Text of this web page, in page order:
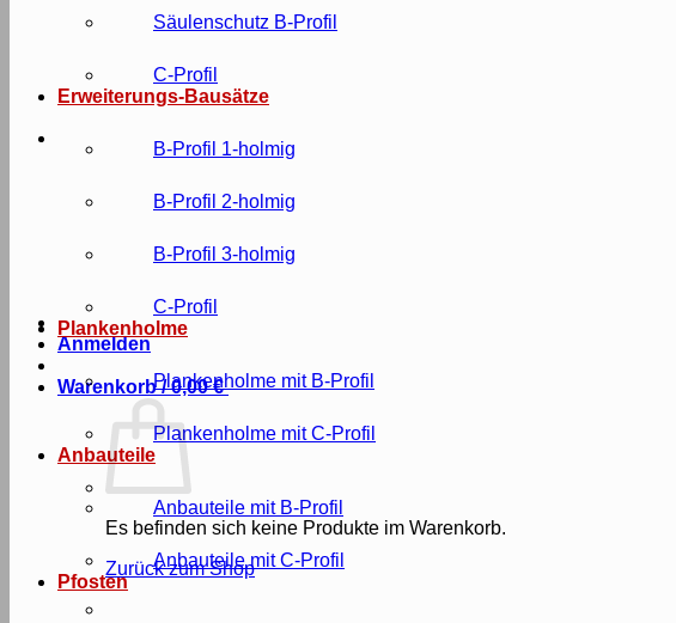
Anmelden
Warenkorb /0,00€
Es befinden sich keine Produkte im Warenkorb.
Zurück zum Shop
Säulenschutz B-Profil
C-Profil
Erweiterungs-Bausätze
B-Profil 1-holmig
B-Profil 2-holmig
B-Profil 3-holmig
C-Profil
Plankenholme
Plankenholme mit B-Profil
Plankenholme mit C-Profil
Anbauteile
Anbauteile mit B-Profil
Anbauteile mit C-Profil
Pfosten